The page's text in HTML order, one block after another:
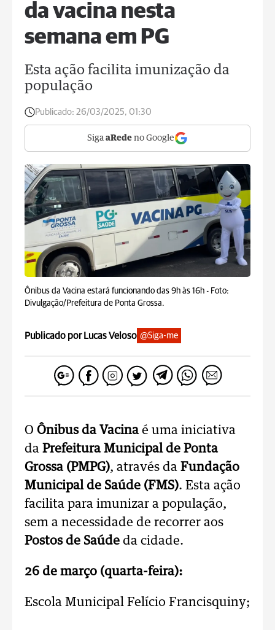
da vacina nesta
semana em PG
Esta ação facilita imunização da
população
Publicado: 26/03/2025, 01:30
Siga aRede no Google
Ônibus da Vacina estará funcionando das 9h às 16h - Foto:
Divulgação/Prefeitura de Ponta Grossa.
Publicado por Lucas Veloso @Siga-me
O Ônibus da Vacinaé uma iniciativa
da Prefeitura Municipal de Ponta
Grossa (PMPG), através da Fundação
Municipal de Saúde (FMS). Esta ação
facilita para imunizar a população,
sem a necessidade de recorrer aos
Postos de Saúde da cidade.
26 de março (quarta-feira):
Escola Municipal Felício Francisquiny;